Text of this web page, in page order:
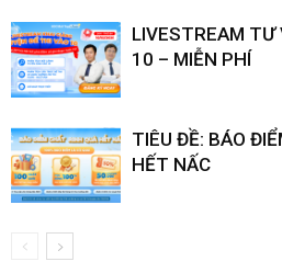
LIVESTREAM TƯ
10 – MIỄN PHÍ
TIÊU ĐỀ: BÁO
HẾT NẤC